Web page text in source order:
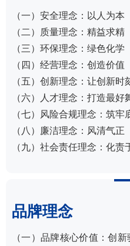
（一）安全理念：以人为
（二）质量理念：精益求
（三）环保理念：绿色化
（四）经营理念：创造价
（五）创新理念：让创新时
（六）人才理念：打造最
（七）风险合规理念：筑
（八）廉洁理念：风清气
（九）社会责任理念：化
品牌理念
（一）品牌核心价值：